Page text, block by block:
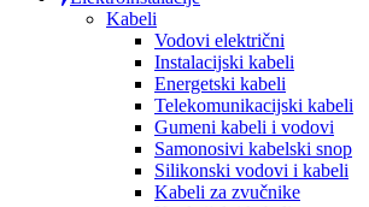
Kabeli
Vodovi električni
Instalacijski kabeli
Energetski kabeli
Telekomunikacijski kabeli
Gumeni kabeli i vodovi
Samonosivi kabelski snop
Silikonski vodovi i kabeli
Kabeli za zvučnike